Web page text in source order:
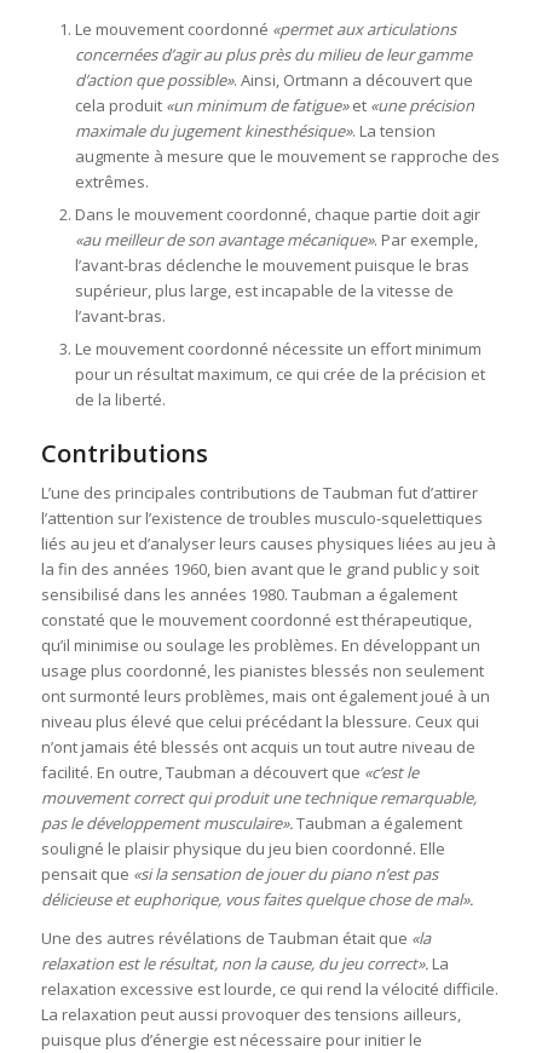
Le mouvement coordonné «permet aux articulations
concernées d’agir au plus près du milieu de leur gamme
d’action que possible». Ainsi, Ortmann a découvert que
cela produit «un minimum de fatigue»et «une précision
maximale du jugement kinesthésique». La tension
augmente à mesure que le mouvement se rapproche des
extrêmes.
Dans le mouvement coordonné, chaque partie doit agir
«au meilleur de son avantage mécanique». Par exemple,
l’avant-bras déclenche le mouvement puisque le bras
supérieur, plus large, est incapable de la vitesse de
l’avant-bras.
Le mouvement coordonné nécessite un effort minimum
pour un résultat maximum, ce qui crée de la précision et
de la liberté.
Contributions
L’une des principales contributions de Taubman fut d’attirer
l’attention sur l’existence de troubles musculo-squelettiques
liés au jeu et d’analyser leurs causes physiques liées au jeu à
la fin des années 1960, bien avant que le grand public y soit
sensibilisé dans les années 1980. Taubman a également
constaté que le mouvement coordonné est thérapeutique,
qu’il minimise ou soulage les problèmes. En développant un
usage plus coordonné, les pianistes blessés non seulement
ont surmonté leurs problèmes, mais ont également joué à un
niveau plus élevé que celui précédant la blessure. Ceux qui
n’ont jamais été blessés ont acquis un tout autre niveau de
facilité. En outre, Taubman a découvert que «c’est le
mouvement correct qui produit une technique remarquable,
pas le développement musculaire».Taubman a également
souligné le plaisir physique du jeu bien coordonné. Elle
pensait que «si la sensation de jouer du piano n’est pas
délicieuse et euphorique, vous faites quelque chose de mal».
Une des autres révélations de Taubman était que «la
relaxation est le résultat, non la cause, du jeu correct».La
relaxation excessive est lourde, ce qui rend la vélocité difficile.
La relaxation peut aussi provoquer des tensions ailleurs,
puisque plus d’énergie est nécessaire pour initier le